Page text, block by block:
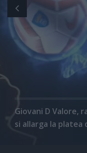
Giovani D Valore,
si allarga la platea